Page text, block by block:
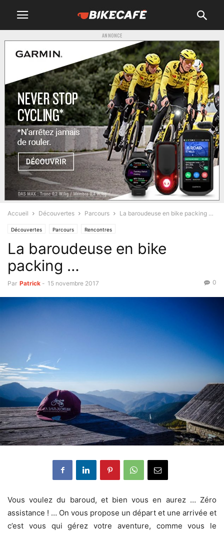
ANNONCE
Accueil Découvertes Parcours La baroudeuse en bike packing …
Découvertes Parcours Rencontres
La baroudeuse en bike
packing …
Par Patrick - 15 novembre 2017 0
Vous voulez du baroud, et bien vous en aurez … Zéro
assistance ! … On vous propose un départ et une arrivée et
c’est vous qui gérez votre aventure, comme vous le